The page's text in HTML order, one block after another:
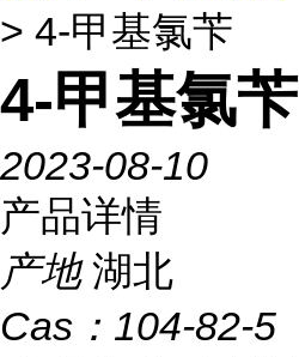
> 4-甲基氯苄
4-甲基氯苄
2023-08-10
产品详情
产地 湖北
Cas： 104-82-5